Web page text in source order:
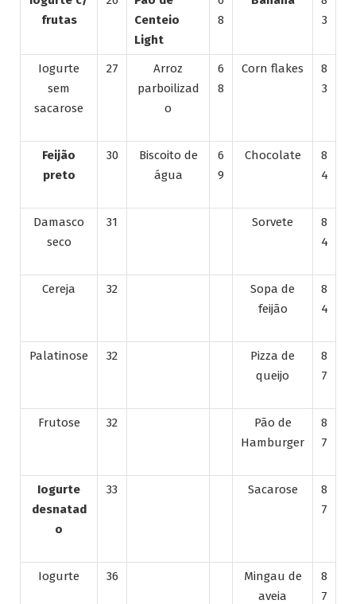
frutas
Centeio
Light
8
3
Iogurte
sem
sacarose
27
Arroz
parboilizad
o
6
8
Corn flakes
8
3
Feijão
preto
30
Biscoito de
água
6
9
Chocolate
8
4
Damasco
seco
31 Sorvete
8
4
Cereja 32
Sopa de
feijão
8
4
Palatinose 32
Pizza de
queijo
8
7
Frutose 32
Pão de
Hamburger
8
7
Iogurte
desnatad
o
33 Sacarose
8
7
Iogurte 36
Mingau de
aveia
8
7